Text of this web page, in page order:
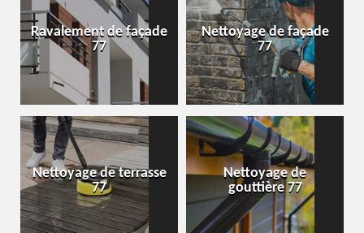
Ravalement de façade
77
Nettoyage de façade
77
Nettoyage de terrasse
77
Nettoyage de
gouttière 77